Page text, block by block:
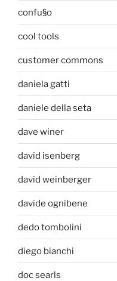
confu§o
cool tools
customer commons
daniela gatti
daniele della seta
dave winer
david isenberg
david weinberger
davide ognibene
dedo tombolini
diego bianchi
doc searls